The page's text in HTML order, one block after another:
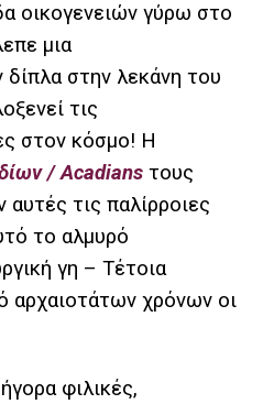
οικογενειών γύρω στο
μια
στην λεκάνη του
τις
στον κόσμο! Η
/ Acadians τους
τις παλίρροιες
το αλμυρό
γη – Τέτοια
αρχαιοτάτων χρόνων οι
φιλικές,